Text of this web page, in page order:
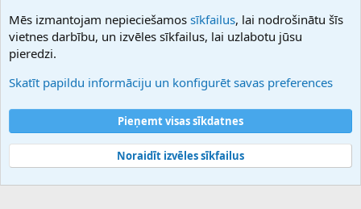
Hostmaria
Atbalsts
Palīdzība
Noteikumi un nosacījumi
Privātuma politika
Community platform by XenForo® © 2010-2025 XenForo Ltd.
Mēs izmantojam nepieciešamos sīkfailus, lai nodrošinātu šīs
vietnes darbību, un izvēles sīkfailus, lai uzlabotu jūsu
pieredzi.
Skatīt papildu informāciju un konfigurēt savas preferences
Pieņemt visas sīkdatnes
Noraidīt izvēles sīkfailus